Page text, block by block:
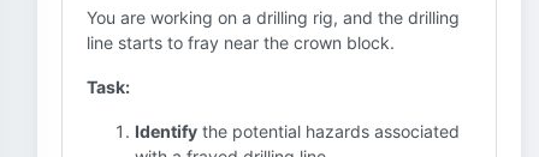
You are working on a drilling rig, and the drilling
line starts to fray near the crown block.
Task:
Identify the potential hazards associated